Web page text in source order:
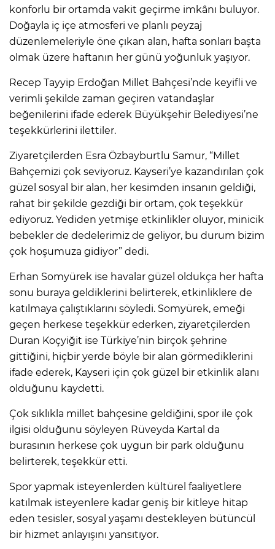
konforlu bir ortamda vakit geçirme imkânı buluyor.
Doğayla iç içe atmosferi ve planlı peyzaj
düzenlemeleriyle öne çıkan alan, hafta sonları başta
olmak üzere haftanın her günü yoğunluk yaşıyor.
Recep Tayyip Erdoğan Millet Bahçesi’nde keyifli ve
verimli şekilde zaman geçiren vatandaşlar
beğenilerini ifade ederek Büyükşehir Belediyesi’ne
teşekkürlerini ilettiler.
Ziyaretçilerden Esra Özbayburtlu Samur, “Millet
Bahçemizi çok seviyoruz. Kayseri’ye kazandırılan çok
güzel sosyal bir alan, her kesimden insanın geldiği,
rahat bir şekilde gezdiği bir ortam, çok teşekkür
ediyoruz. Yediden yetmişe etkinlikler oluyor, minicik
bebekler de dedelerimiz de geliyor, bu durum bizim
çok hoşumuza gidiyor” dedi.
Erhan Somyürek ise havalar güzel oldukça her hafta
sonu buraya geldiklerini belirterek, etkinliklere de
katılmaya çalıştıklarını söyledi. Somyürek, emeği
geçen herkese teşekkür ederken, ziyaretçilerden
Duran Koçyiğit ise Türkiye’nin birçok şehrine
gittiğini, hiçbir yerde böyle bir alan görmediklerini
ifade ederek, Kayseri için çok güzel bir etkinlik alanı
olduğunu kaydetti.
Çok sıklıkla millet bahçesine geldiğini, spor ile çok
ilgisi olduğunu söyleyen Rüveyda Kartal da
burasının herkese çok uygun bir park olduğunu
belirterek, teşekkür etti.
Spor yapmak isteyenlerden kültürel faaliyetlere
katılmak isteyenlere kadar geniş bir kitleye hitap
eden tesisler, sosyal yaşamı destekleyen bütüncül
bir hizmet anlayışını yansıtıyor.